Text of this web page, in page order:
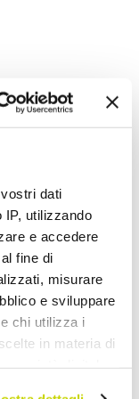
dati
IP, utilizzando
e accedere
fine di
misurare
e sviluppare
chi utilizza i
in materia di
tego produktu